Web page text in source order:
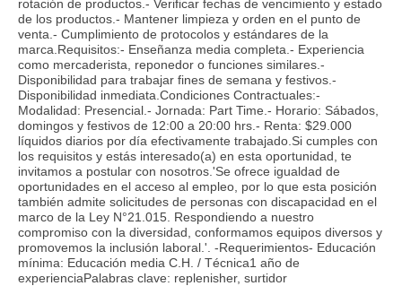
rotación de productos.- Verificar fechas de vencimiento y estado
de los productos.- Mantener limpieza y orden en el punto de
venta.- Cumplimiento de protocolos y estándares de la
marca.Requisitos:- Enseñanza media completa.- Experiencia
como mercaderista, reponedor o funciones similares.-
Disponibilidad para trabajar fines de semana y festivos.-
Disponibilidad inmediata.Condiciones Contractuales:-
Modalidad: Presencial.- Jornada: Part Time.- Horario: Sábados,
domingos y festivos de 12:00 a 20:00 hrs.- Renta: $29.000
líquidos diarios por día efectivamente trabajado.Si cumples con
los requisitos y estás interesado(a) en esta oportunidad, te
invitamos a postular con nosotros.'Se ofrece igualdad de
oportunidades en el acceso al empleo, por lo que esta posición
también admite solicitudes de personas con discapacidad en el
marco de la Ley N°21.015. Respondiendo a nuestro
compromiso con la diversidad, conformamos equipos diversos y
promovemos la inclusión laboral.'. -Requerimientos- Educación
mínima: Educación media C.H. / Técnica1 año de
experienciaPalabras clave: replenisher, surtidor